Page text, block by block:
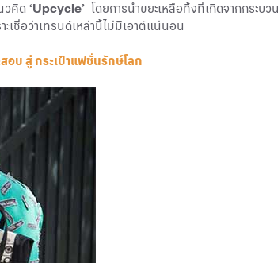
วคิด ‘Upcycle’ โดยการนำขยะเหลือทิ้งที่เกิดจากกระ
เชื่อว่าเทรนด์เหล่านี้ไม่มีเอาต์แน่นอน
อบ สู่ กระเป๋าแฟชั่นรักษ์โลก